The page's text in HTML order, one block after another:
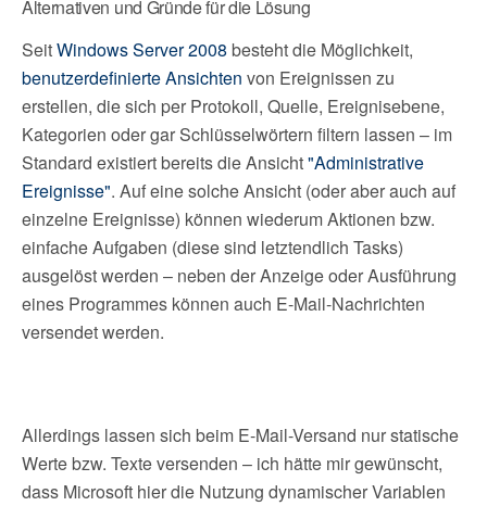
Alternativen und Gründe für die Lösung
SeitWindows Server 2008 besteht die Möglichkeit,
benutzerdefinierte Ansichten von Ereignissen zu
erstellen, die sich per Protokoll, Quelle, Ereignisebene,
Kategorien oder gar Schlüsselwörtern filtern lassen – im
Standard existiert bereits die Ansicht"Administrative
Ereignisse". Auf eine solche Ansicht (oder aber auch auf
einzelne Ereignisse) können wiederum Aktionen bzw.
einfache Aufgaben (diese sind letztendlich Tasks)
ausgelöst werden – neben der Anzeige oder Ausführung
eines Programmes können auch E-Mail-Nachrichten
versendet werden.
Allerdings lassen sich beim E-Mail-Versand nur statische
Werte bzw. Texte versenden – ich hätte mir gewünscht,
dass Microsoft hier die Nutzung dynamischer Variablen